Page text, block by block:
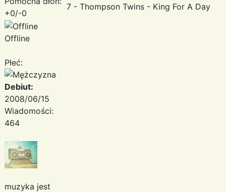
+0/-0
Offline
Płeć:
Debiut:
2008/06/15
Wiadomości:
464
muzyka jest
7 - Thompson Twins - King For A Day